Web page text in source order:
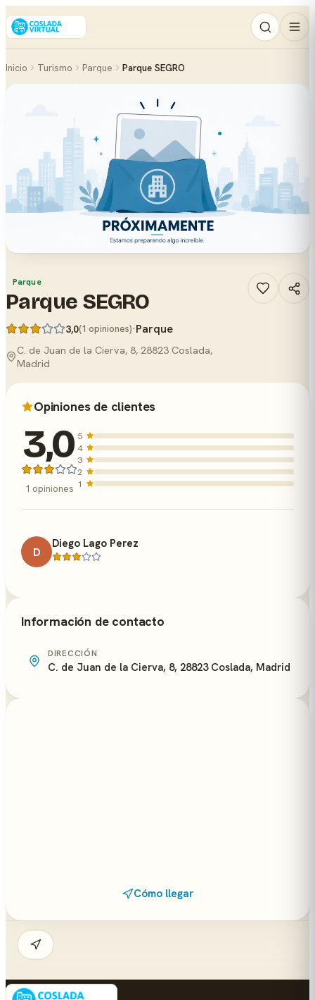
Inicio Turismo Parque Parque SEGRO
Parque
Parque SEGRO
3,0(1 opiniones)·Parque
C. de Juan de la Cierva, 8, 28823 Coslada,
Madrid
Opiniones de clientes
3,0
1 opiniones
5
4
3
2
1
D
Diego Lago Perez
Información de contacto
DIRECCIÓN
C. de Juan de la Cierva, 8, 28823 Coslada, Madrid
Cómo llegar